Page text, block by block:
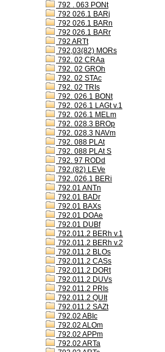
792 . 063 PONt
792 026.1 BARj
792 026.1 BARn
792 026.1 BARr
792 ARTt
792,03(82) MORs
792. 02 CRAa
792. 02 GROh
792. 02 STAc
792. 02 TRIs
792. 026.1 BONt
792. 026.1 LAGt v.1
792. 026.1 MELm
792. 028.3 BROp
792. 028.3 NAVm
792. 088 PLAt
792. 088 PLAt S
792. 97 RODd
792.(82) LEVe
792..026.1 BERi
792.01 ANTn
792.01 BADr
792.01 BAXs
792.01 DOAe
792.01 DUBf
792.011.2 BERh v.1
792.011.2 BERh v.2
792.011.2 BLOs
792.011.2 CASs
792.011.2 DORt
792.011.2 DUVs
792.011.2 PRIs
792.011.2 QUIt
792.011.2 SAZt
792.02 ABIc
792.02 ALOm
792.02 APPm
792.02 ARTa